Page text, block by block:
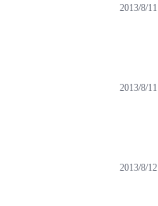
2013/8/11
2013/8/11
2013/8/12